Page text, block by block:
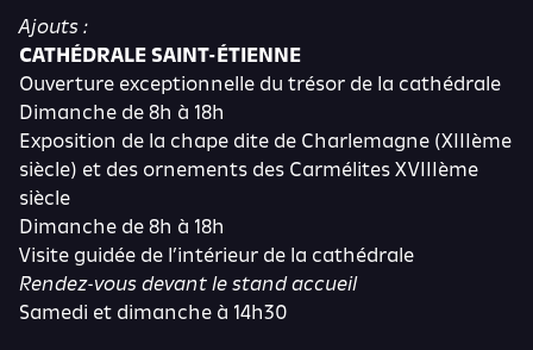
Ajouts :
CATHÉDRALE SAINT-ÉTIENNE
Ouverture exceptionnelle du trésor de la cathédrale
Dimanche de 8h à 18h
Exposition de la chape dite de Charlemagne (XIIIème
siècle) et des ornements des Carmélites XVIIIème
siècle
Dimanche de 8h à 18h
Visite guidée de l’intérieur de la cathédrale
Rendez-vous devant le stand accueil
Samedi et dimanche à 14h30